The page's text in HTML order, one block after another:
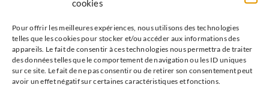
cookies
Pour offrir les meilleures expériences, nous utilisons des technologies
telles que les cookies pour stocker et/ou accéder aux informations des
appareils. Le fait de consentir à ces technologies nous permettra de traiter
des données telles que le comportement de navigation ou les ID uniques
sur ce site. Le fait de ne pas consentir ou de retirer son consentement peut
avoir un effet négatif sur certaines caractéristiques et fonctions.
créée en 2010 par la SFC.